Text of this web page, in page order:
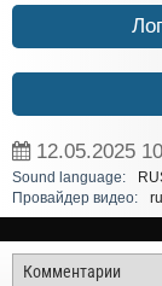
12.05.2025
Sound language:
Провайдер видео: